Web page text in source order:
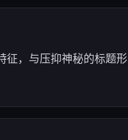
征，与压抑神秘的标题形